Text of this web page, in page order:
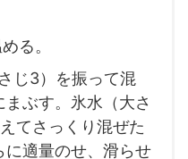
る。
じ3）を振って混
ぶす。氷水（大さ
てさっくり混ぜた
に適量のせ、滑らせ